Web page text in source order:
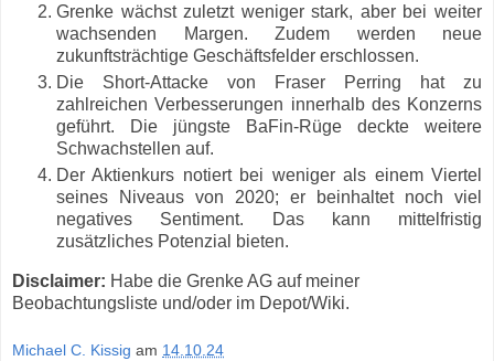
Grenke wächst zuletzt weniger stark, aber bei weiter
wachsenden Margen. Zudem werden neue
zukunftsträchtige Geschäftsfelder erschlossen.
Die Short-Attacke von Fraser Perring hat zu
zahlreichen Verbesserungen innerhalb des Konzerns
geführt. Die jüngste BaFin-Rüge deckte weitere
Schwachstellen auf.
Der Aktienkurs notiert bei weniger als einem Viertel
seines Niveaus von 2020; er beinhaltet noch viel
negatives Sentiment. Das kann mittelfristig
zusätzliches Potenzial bieten.
Disclaimer: Habe die Grenke AG auf meiner
Beobachtungsliste und/oder im Depot/Wiki.
Michael C. Kissig am 14.10.24